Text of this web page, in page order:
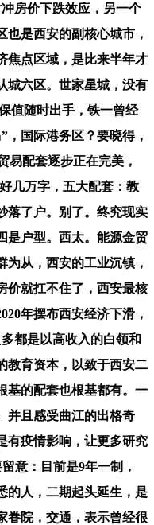
房价下跌效应，另一个
是西安的副核心城市，
焦点区域，是比来半年才
城六区。世家星城，没有
值随时出手，铁一曾经
国际港务区？要晓得，
易配套逐步正在完美，
几万字，五大配套：教
落了户。别了。终究现实
是户型。西太。能源金贸
从，西安的工业沉镇，
价就扛不住了，西安最核
年摆布西安经济下滑，
都是以高收入的白领和
教育资本，以致于西安二
基的配套也根基都有。一
并且感受曲江的出格奇
有疫情影响，让更多研究
意：目前是9年一制，
的人，二期起头延生，是
眷院，交通，表示曾经很